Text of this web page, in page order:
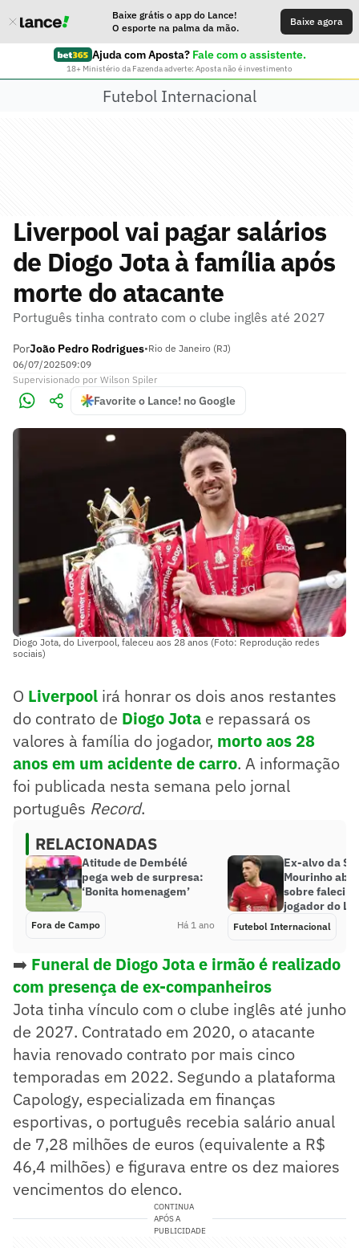
Baixe grátis o app do Lance!
O esporte na palma da mão.
Baixe agora
Ajuda com Aposta? Fale com o assistente.
18+ Ministério da Fazenda adverte: Aposta não é investimento
Futebol Internacional
Liverpool vai pagar salários
de Diogo Jota à família após
morte do atacante
Português tinha contrato com o clube inglês até 2027
PorJoão Pedro Rodrigues•Rio de Janeiro (RJ)
06/07/202509:09
Supervisionado por Wilson Spiler
Favorite o Lance! no Google
Diogo Jota, do Liverpool, faleceu aos 28 anos (Foto: Reprodução redes
sociais)
O Liverpool irá honrar os dois anos restantes
do contrato de Diogo Jota e repassará os
valores à família do jogador, morto aos 28
anos em um acidente de carro. A informação
foi publicada nesta semana pelo jornal
português Record.
RELACIONADAS
Atitude de Dembélé
pega web de surpresa:
‘Bonita homenagem’
Fora de Campo Há 1 ano
Ex-alvo da
Mourinho
sobre
jogador do
Futebol Internacional
➡️ Funeral de Diogo Jota e irmão é realizado
com presença de ex-companheiros
Jota tinha vínculo com o clube inglês até junho
de 2027. Contratado em 2020, o atacante
havia renovado contrato por mais cinco
temporadas em 2022. Segundo a plataforma
Capology, especializada em finanças
esportivas, o português recebia salário anual
de 7,28 milhões de euros (equivalente a R$
46,4 milhões) e figurava entre os dez maiores
vencimentos do elenco.
CONTINUA
APÓS A
PUBLICIDADE